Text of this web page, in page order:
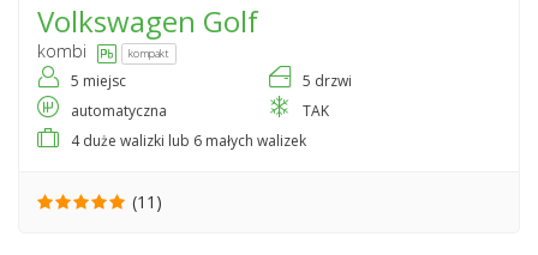
Volkswagen Golf
kombi kompakt
5 miejsc
5 drzwi
automatyczna
TAK
4 duże walizki lub 6 małych walizek
(11)